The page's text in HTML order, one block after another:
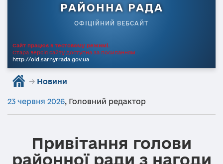
РАЙОННА РАДА
ОФІЦІЙНИЙ ВЕБСАЙТ
Сайт працює в тестовому режимі.
Стара версія сайту доступна за посиланням
http://old.sarnyrrada.gov.ua
→ Новини
23 червня 2026, Головний редактор
Привітання голови
районної ради з нагоди